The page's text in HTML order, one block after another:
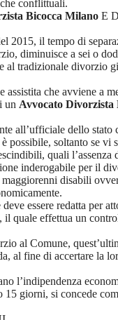
conflittuali.
Bicocca Milano E
2015, il tempo di
diminuisce a sei o
al tradizionale divorzio
assistita che avviene a
un Avvocato Divorzista
all’ufficiale dello stato
possibile, soltanto se vi
quali
inderogabile per il
maggiorenni disabili
essere redatta per
il quale effettua un
al Comune,
al fine di accertare la
l’indipendenza
15 giorni, si concede